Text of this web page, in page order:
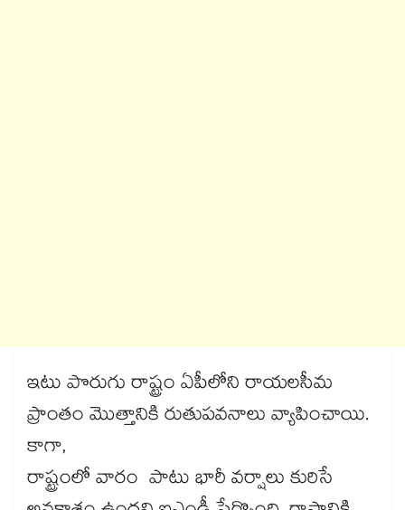
ఇటు పొరుగు రాష్ట్రం ఏపీలోని రాయలసీమ
ప్రాంతం మొత్తానికి రుతుపవనాలు వ్యాపించాయి.
కాగా,
రాష్ట్రంలో వారం పాటు భారీ వర్షాలు కురిసే